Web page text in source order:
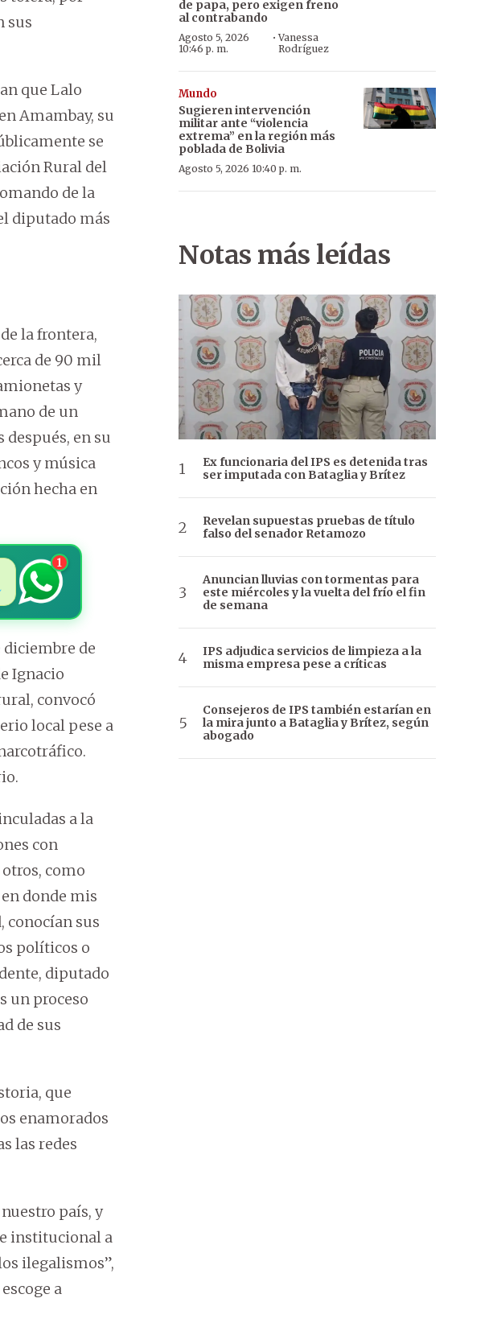
sus
que Lalo
Amambay, su
se
Rural del
de la
diputado más
la frontera,
de 90 mil
y
de un
después, en su
y música
hecha en
1
diciembre de
Ignacio
convocó
local pese a
a la
con
como
donde mis
conocían sus
políticos o
diputado
un proceso
de sus
que
enamorados
las redes
país, y
institucional a
ilegalismos”,
a
de papa, pero exigen freno
al contrabando
Agosto 5, 2026
10:46 p. m.
·Vanessa
Rodríguez
Mundo
Sugieren intervención
militar ante “violencia
extrema” en la región más
poblada de Bolivia
Agosto 5, 2026 10:40 p. m.
Notas más leídas
Ex funcionaria del IPS es detenida tras
ser imputada con Bataglia y Brítez
Revelan supuestas pruebas de título
falso del senador Retamozo
Anuncian lluvias con tormentas para
este miércoles y la vuelta del frío el fin
de semana
IPS adjudica servicios de limpieza a la
misma empresa pese a críticas
Consejeros de IPS también estarían en
la mira junto a Bataglia y Brítez, según
abogado